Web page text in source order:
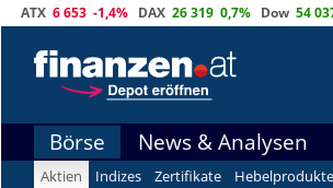
ATX 6 653 -1,4% DAX 26 319 0,7% Dow 54
Börse News & Analysen
Aktien Indizes Zertifikate Hebelprodukte